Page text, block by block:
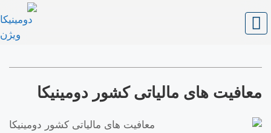
معافیت های مالیاتی کشور دومینیکا